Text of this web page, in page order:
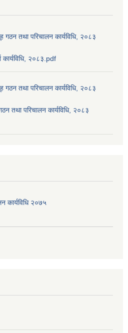
गठन तथा परिचालन कार्यविधि, २०८३
कार्यविधि, २०८३.pdf
गठन तथा परिचालन कार्यविधि, २०८३
तथा परिचालन कार्यविधि, २०८३
कार्यविधि २०७५